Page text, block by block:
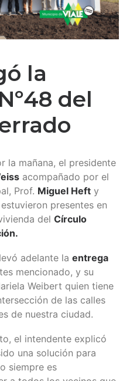
la
del
la mañana, el presidente
acompañado por el
Prof. Miguel Heft y
presentes en
del Círculo
adelante la entrega
mencionado, y su
Weibert quien tiene
de las calles
de nuestra ciudad.
el intendente explicó
una solución para
siempre es